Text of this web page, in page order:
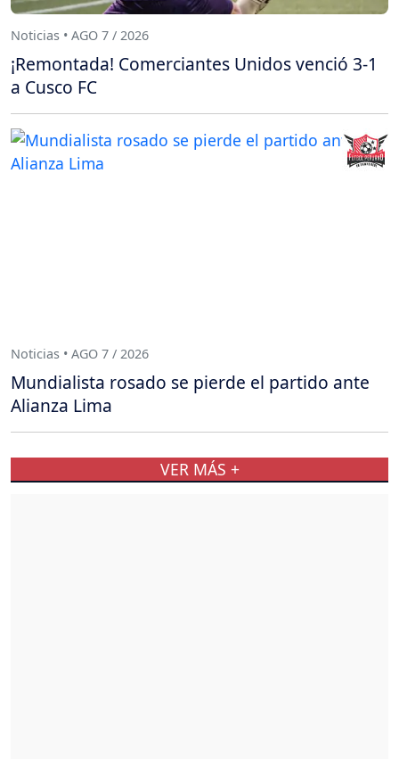
Noticias • AGO 7 / 2026
¡Remontada! Comerciantes Unidos venció 3-1
a Cusco FC
Noticias • AGO 7 / 2026
Mundialista rosado se pierde el partido ante
Alianza Lima
VER MÁS +